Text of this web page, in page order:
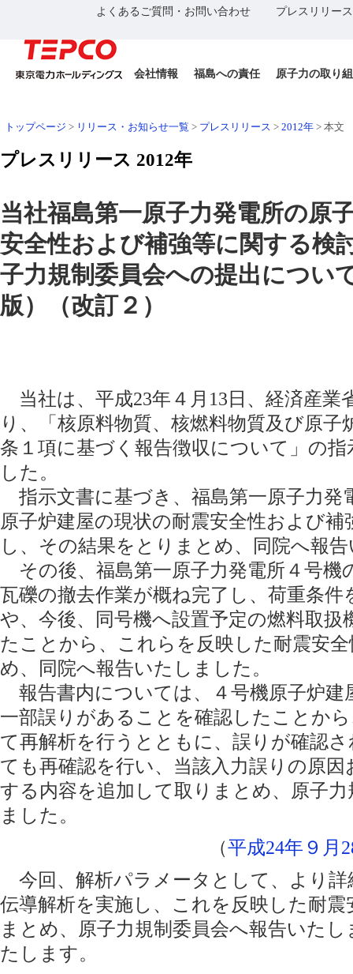
よくあるご質問・お問い合わせ プレスリリー
会社情報 福島への責任 原子力の取り
トップページ > リリース・お知らせ一覧 > プレスリリース > 2012年 > 本文
プレスリリース 2012年
当社福島第一原子力発電所の原
安全性および補強等に関する検
子力規制委員会への提出につい
版）（改訂２）
当社は、平成23年４月13日、経済産業
り、「核原料物質、核燃料物質及び原子
条１項に基づく報告徴収について」の指
した。
指示文書に基づき、福島第一原子力発
原子炉建屋の現状の耐震安全性および
し、その結果をとりまとめ、同院へ報
その後、福島第一原子力発電所４号機
瓦礫の撤去作業が概ね完了し、荷重条
や、今後、同号機へ設置予定の燃料取扱
たことから、これらを反映した耐震安
め、同院へ報告いたしました。
報告書内については、４号機原子炉建
一部誤りがあることを確認したことか
て再解析を行うとともに、誤りが確認
ても再確認を行い、当該入力誤りの原
する内容を追加して取りまとめ、原子
ました。
（平成24年９月
今回、解析パラメータとして、より
伝導解析を実施し、これを反映した耐
まとめ、原子力規制委員会へ報告いた
たします。